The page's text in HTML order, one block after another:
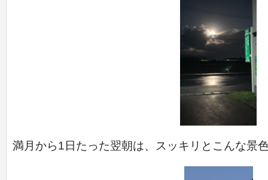
満月から1日たった翌朝は、スッキリとこんな景